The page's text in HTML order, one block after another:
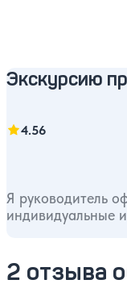
Экскурсию
4.56
Я руководитель
индивидуальные
2 отзыва